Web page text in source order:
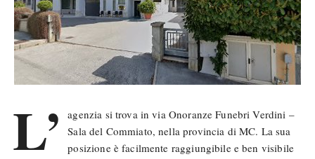
L’
agenzia si trova in via Onoranze Funebri Verdini –
Sala del Commiato, nella provincia di MC. La sua
posizione è facilmente raggiungibile e ben visibile